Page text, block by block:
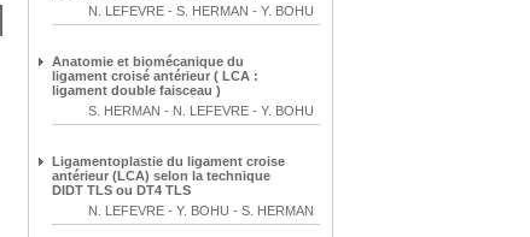
N. LEFEVRE - S. HERMAN - Y. BOHU
Anatomie et biomécanique du
ligament croisé antérieur ( LCA :
ligament double faisceau )
S. HERMAN - N. LEFEVRE - Y. BOHU
Ligamentoplastie du ligament croise
antérieur (LCA) selon la technique
DIDT TLS ou DT4 TLS
N. LEFEVRE - Y. BOHU - S. HERMAN